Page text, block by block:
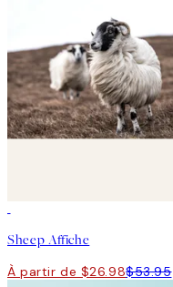
Sheep Affiche
À partir de $26.98$53.95